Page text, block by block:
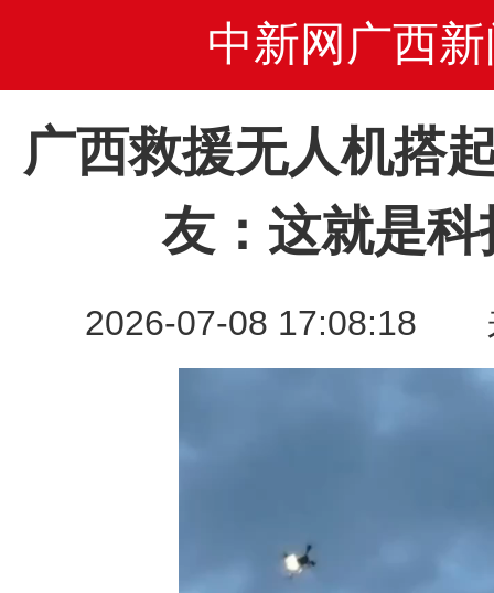
中新网广西新
广西救援无人机搭
友：这就是
2026-07-08 17:08:18